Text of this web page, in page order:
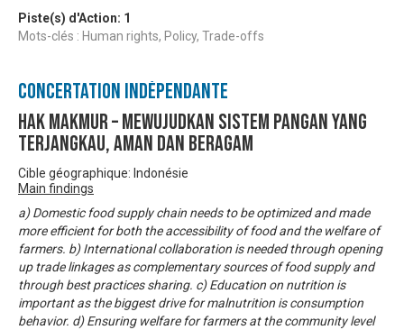
Piste(s) d'Action: 1
Mots-clés : Human rights, Policy, Trade-offs
Concertation Indépendante
Hak MakMur – Mewujudkan Sistem Pangan yang
Terjangkau, Aman dan Beragam
Cible géographique: Indonésie
Main findings
a) Domestic food supply chain needs to be optimized and made
more efficient for both the accessibility of food and the welfare of
farmers. b) International collaboration is needed through opening
up trade linkages as complementary sources of food supply and
through best practices sharing. c) Education on nutrition is
important as the biggest drive for malnutrition is consumption
behavior. d) Ensuring welfare for farmers at the community level